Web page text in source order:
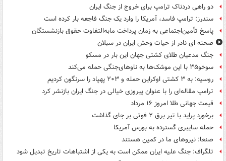
دو راهی دردناک ترامپ برای خروج از جنگ ایران
سندرز: ترامپ فاسد، آمریکا را وارد یک جنگ فاجعه بار کرده است
پاسخ تأمین‌اجتماعی به زمان پرداخت مابه‌التفاوت حقوق بازنشستگان
صحنه ای نادر از حیات وحش ایران در سبلان
جنگ مدعیان طلای کشتی جهان این بار در مسکو
سوخو۳۵ با این موشک‌ها به ناوهای‌جنگی حمله می‌کند
روسیه: به ۳ کشتی اوکراین حمله و ۲۰۳ پهپاد را سرنگون کردیم
ترامپ مقاله‌ای را با عنوان پیروزی خیالی در جنگ ایران بازنشر کرد
قیمت جهانی طلا امروز ۱۶ مرداد
برخورد پراید با تیر برق ۲ فوتی بر جای گذاشت
حمله سایبری گسترده به بورس آمریکا
صنعا: نیروهای ما در کمین‌ هستند
تلگراف: جنگ علیه ایران ممکن است به یکی از اشتباهات تاریخ تبدیل شود